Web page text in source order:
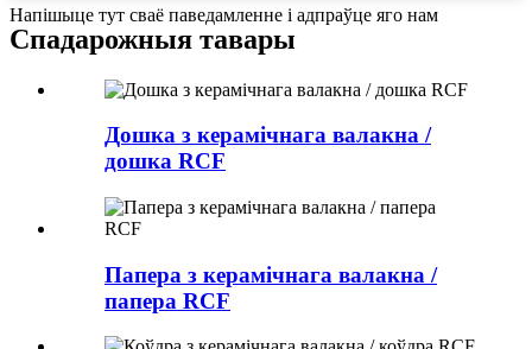
Напішыце тут сваё паведамленне і адпраўце яго нам
Спадарожныя тавары
Дошка з керамічнага валакна /
дошка RCF
Папера з керамічнага валакна /
папера RCF